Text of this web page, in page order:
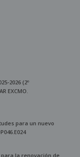
2026 (2º
EXCMO.
para un nuevo
la renovación de